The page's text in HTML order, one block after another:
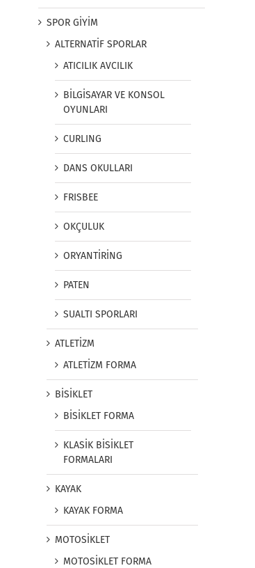
SPOR GİYİM
ALTERNATİF SPORLAR
ATICILIK AVCILIK
BİLGİSAYAR VE KONSOL
OYUNLARI
CURLING
DANS OKULLARI
FRISBEE
OKÇULUK
ORYANTİRİNG
PATEN
SUALTI SPORLARI
ATLETİZM
ATLETİZM FORMA
BİSİKLET
BİSİKLET FORMA
KLASİK BİSİKLET
FORMALARI
KAYAK
KAYAK FORMA
MOTOSİKLET
MOTOSİKLET FORMA